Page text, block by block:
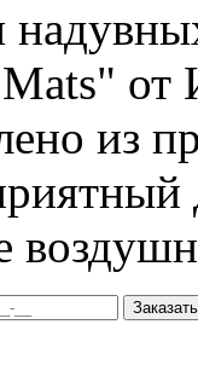
Mats"
из
Заказать